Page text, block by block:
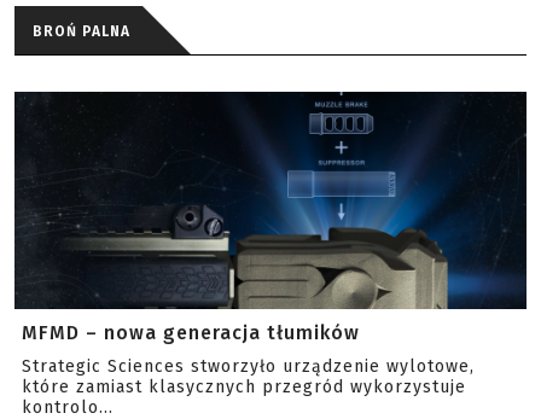
BROŃ PALNA
MFMD – nowa generacja tłumików
Strategic Sciences stworzyło urządzenie wylotowe,
które zamiast klasycznych przegród wykorzystuje
kontrolo...